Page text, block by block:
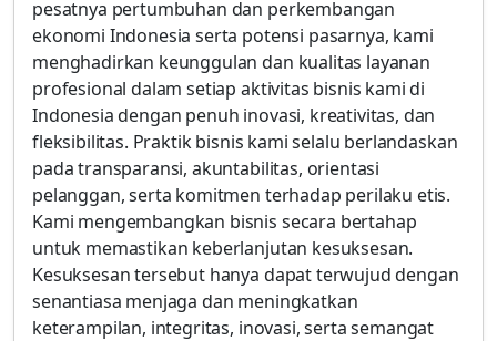
pesatnya pertumbuhan dan perkembangan
ekonomi Indonesia serta potensi pasarnya, kami
menghadirkan keunggulan dan kualitas layanan
profesional dalam setiap aktivitas bisnis kami di
Indonesia dengan penuh inovasi, kreativitas, dan
fleksibilitas. Praktik bisnis kami selalu berlandaskan
pada transparansi, akuntabilitas, orientasi
pelanggan, serta komitmen terhadap perilaku etis.
Kami mengembangkan bisnis secara bertahap
untuk memastikan keberlanjutan kesuksesan.
Kesuksesan tersebut hanya dapat terwujud dengan
senantiasa menjaga dan meningkatkan
keterampilan, integritas, inovasi, serta semangat